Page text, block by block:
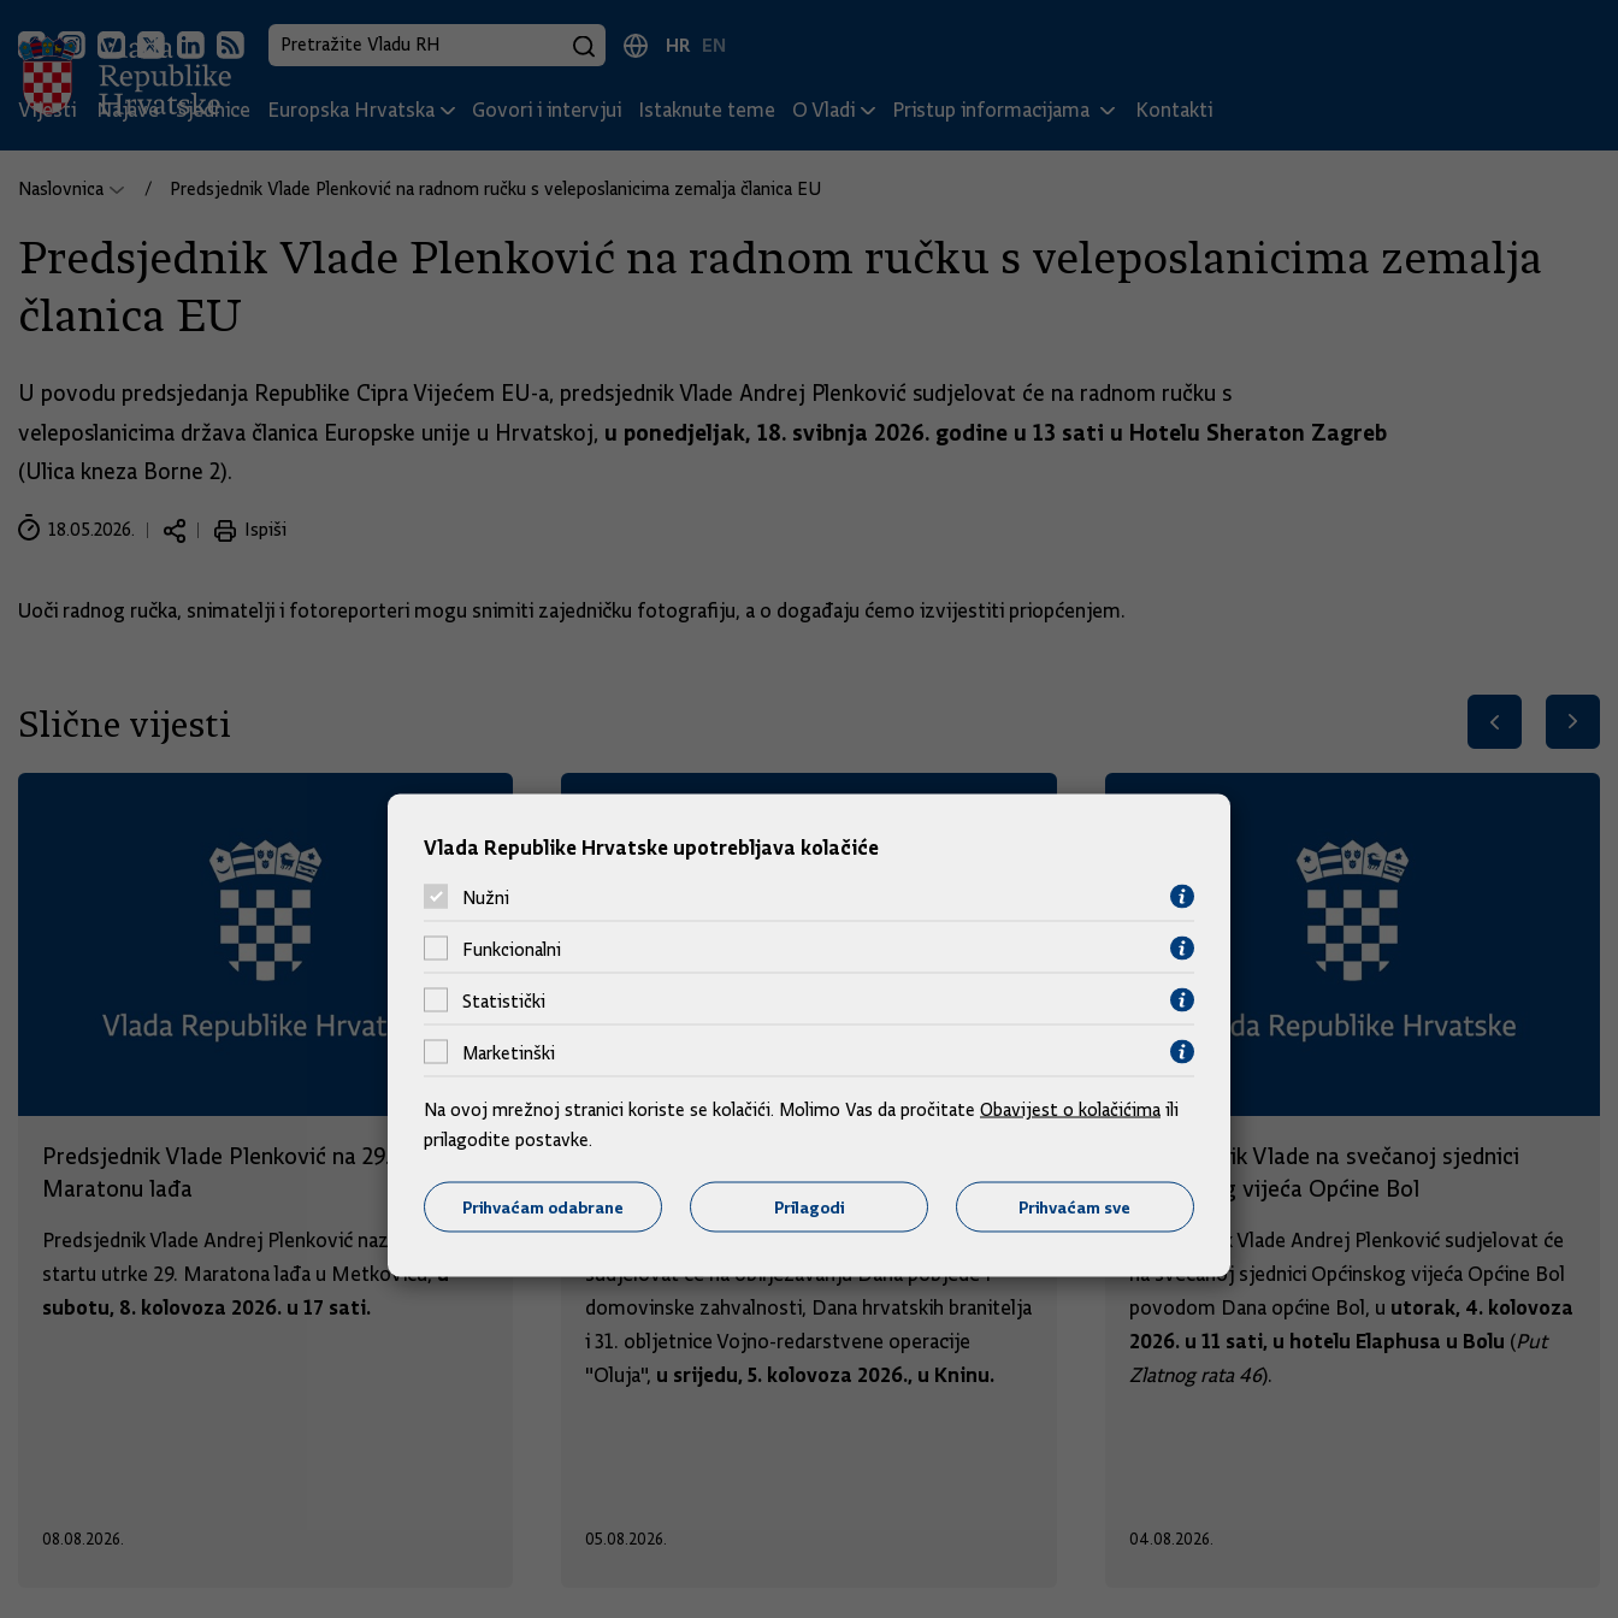
HR EN
Vijesti Najave Sjednice Europska Hrvatska Govori i intervjui Istaknute teme O Vladi Pristup informacijama Kontakti
Naslovnica Predsjednik Vlade Plenković na radnom ručku s veleposlanicima zemalja članica EU
Predsjednik Vlade Plenković na radnom ručku s veleposlanicima zemalja
članica EU
U povodu predsjedanja Republike Cipra Vijećem EU-a, predsjednik Vlade Andrej Plenković sudjelovat će na radnom ručku s
veleposlanicima država članica Europske unije u Hrvatskoj, u ponedjeljak, 18. svibnja 2026. godine u 13 sati u Hotelu Sheraton Zagreb
(Ulica kneza Borne 2).
18.05.2026. Ispiši
Uoči radnog ručka, snimatelji i fotoreporteri mogu snimiti zajedničku fotografiju, a o događaju ćemo izvijestiti priopćenjem.
Slične vijesti
Predsjednik Vlade Plenković na 29.
Maratonu lađa
Predsjednik Vlade Andrej Plenković nazočit će
startu utrke 29. Maratona lađa u Metkoviću,u
subotu, 8. kolovoza 2026. u 17 sati.
08.08.2026.
obljetnice "Oluje"
Predsjednik Vlade Andrej Plenković i članovi Vlade
sudjelovat će na obilježavanju Dana pobjede i
domovinske zahvalnosti, Dana hrvatskih branitelja
i 31. obljetnice Vojno-redarstvene operacije
"Oluja", u srijedu, 5. kolovoza 2026., u Kninu.
05.08.2026.
Predsjednik Vlade na svečanoj sjednici
Općinskog vijeća Općine Bol
Predsjednik Vlade Andrej Plenković sudjelovat će
na svečanoj sjednici Općinskog vijeća Općine Bol
povodom Dana općine Bol, u utorak, 4. kolovoza
2026. u 11 sati, u hotelu Elaphusa u Bolu (Put
Zlatnog rata 46).
04.08.2026.
Vlada Republike Hrvatske upotrebljava kolačiće
Nužni
Funkcionalni
Statistički
Marketinški
Na ovoj mrežnoj stranici koriste se kolačići. Molimo Vas da pročitate Obavijest o kolačićima ili
prilagodite postavke.
Prihvaćam odabrane Prilagodi Prihvaćam sve